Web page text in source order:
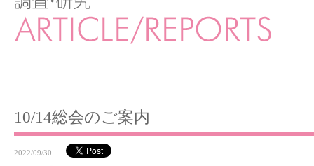
10/14総会のご案内
2022/09/30